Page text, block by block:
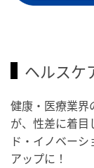
ヘルスケ
健康・医療業界
が、性差に着
ド・イノベー
アップに！